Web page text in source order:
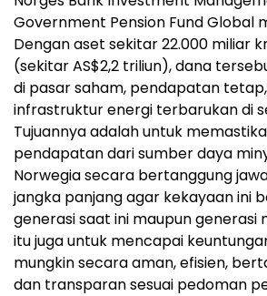
Government Pension Fund Global
Dengan aset sekitar 22.000 miliar
(sekitar AS$2,2 triliun), dana
di pasar saham, pendapatan
infrastruktur energi terbarukan di
Tujuannya adalah untuk
pendapatan dari sumber daya
Norwegia secara bertanggung
jangka panjang agar kekayaan ini
generasi saat ini maupun generasi
itu juga untuk mencapai
mungkin secara aman, efisien,
dan transparan sesuai pedoman